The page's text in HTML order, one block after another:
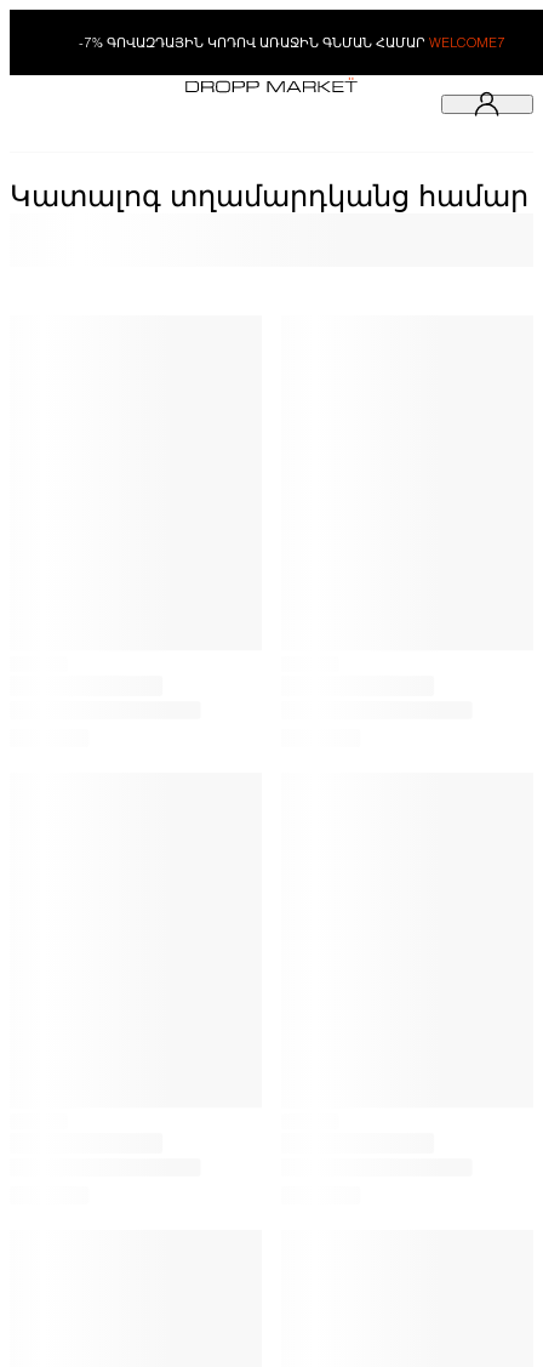
-7% ԳՈՎԱԶԴԱՅԻՆ ԿՈԴՈՎ ԱՌԱՋԻՆ ԳՆՄԱՆ ՀԱՄԱՐ WELCOME7
Կատալոգ տղամարդկանց համար